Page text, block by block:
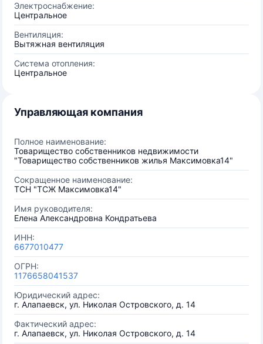
Электроснабжение:
Центральное
Вентиляция:
Вытяжная вентиляция
Система отопления:
Центральное
Управляющая компания
Полное наименование:
Товарищество собственников недвижимости
"Товарищество собственников жилья Максимовка14"
Сокращенное наименование:
ТСН "ТСЖ Максимовка14"
Имя руководителя:
Елена Александровна Кондратьева
ИНН:
6677010477
ОГРН:
1176658041537
Юридический адрес:
г. Алапаевск, ул. Николая Островского, д. 14
Фактический адрес:
г. Алапаевск, ул. Николая Островского, д. 14